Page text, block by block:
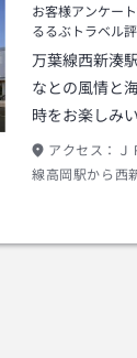
お客様アンケー
るるぶトラベル
万葉線西新湊
なとの風情と
時をお楽しみ
アクセス：
Ｊ
線高岡駅から西